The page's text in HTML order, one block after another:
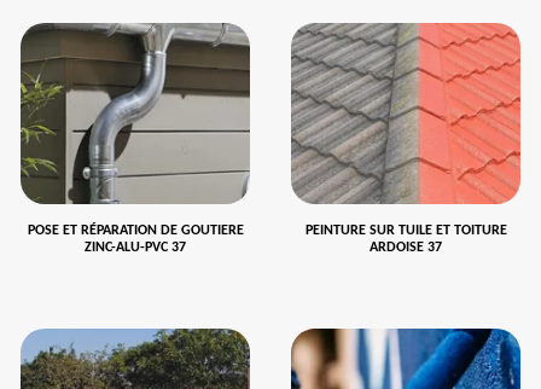
POSE ET RÉPARATION DE GOUTIERE
ZINC-ALU-PVC 37
PEINTURE SUR TUILE ET TOITURE
ARDOISE 37